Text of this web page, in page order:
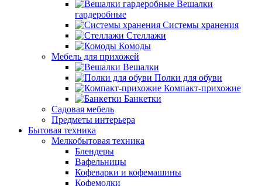
Вешалки
гардеробные
Системы хранения
Стеллажи
Комоды
Мебель для прихожей
Вешалки
Полки для обуви
Компакт-прихожие
Банкетки
Садовая мебель
Предметы интерьера
Бытовая техника
Мелкобытовая техника
Блендеры
Вафельницы
Кофеварки и кофемашины
Кофемолки